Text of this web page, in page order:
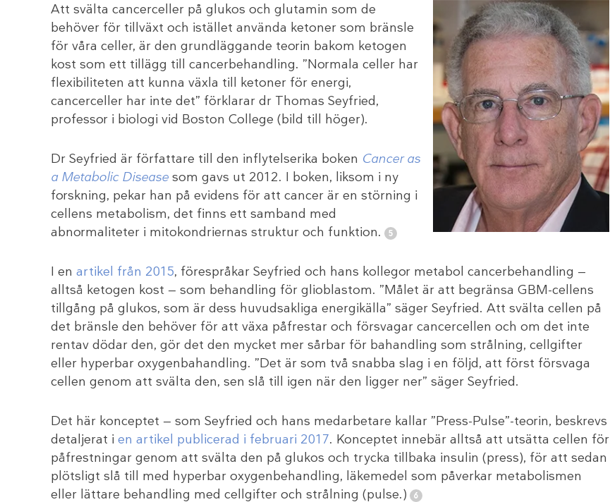
Att svälta cancerceller på glukos och glutamin som de
behöver för tillväxt och istället använda ketoner som bränsle
för våra celler, är den grundläggande teorin bakom ketogen
kost som ett tillägg till cancerbehandling. ”Normala celler har
flexibiliteten att kunna växla till ketoner för energi,
cancerceller har inte det” förklarar dr Thomas Seyfried,
professor i biologi vid Boston College (bild till höger).
Dr Seyfried är författare till den inflytelserika boken Cancer as
a Metabolic Disease som gavs ut 2012. I boken, liksom i ny
forskning, pekar han på evidens för att cancer är en störning i
cellens metabolism, det finns ett samband med
abnormaliteter i mitokondriernas struktur och funktion.
I en artikel från 2015, förespråkar Seyfried och hans kollegor metabol cancerbehandling —
alltså ketogen kost — som behandling för glioblastom. ”Målet är att begränsa GBM-cellens
tillgång på glukos, som är dess huvudsakliga energikälla” säger Seyfried. Att svälta cellen på
det bränsle den behöver för att växa påfrestar och försvagar cancercellen och om det inte
rentav dödar den, gör det den mycket mer sårbar för bahandling som strålning, cellgifter
eller hyperbar oxygenbahandling. ”Det är som två snabba slag i en följd, att först försvaga
cellen genom att svälta den, sen slå till igen när den ligger ner” säger Seyfried.
Det här konceptet — som Seyfried och hans medarbetare kallar ”Press-Pulse”-teorin, beskrevs
detaljerat i en artikel publicerad i februari 2017. Konceptet innebär alltså att utsätta cellen för
påfrestningar genom att svälta den på glukos och trycka tillbaka insulin (press), för att sedan
plötsligt slå till med hyperbar oxygenbehandling, läkemedel som påverkar metabolismen
eller lättare behandling med cellgifter och strålning (pulse.)